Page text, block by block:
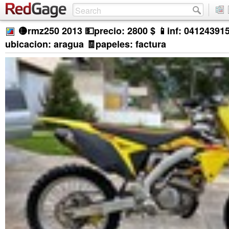
🟡rmz250 2013 💵precio: 2800 $ 📱inf:
ubicacion: aragua 🧾papeles: factura